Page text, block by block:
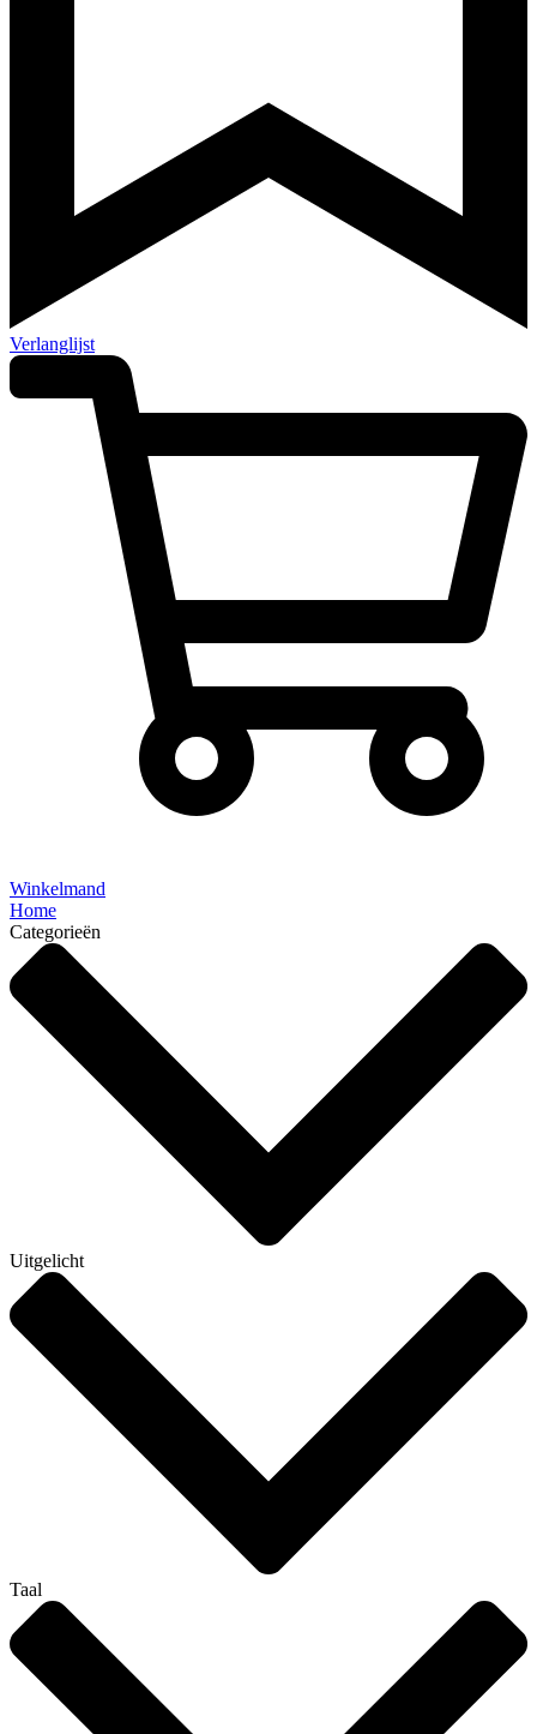
Verlanglijst
Winkelmand
Home
Categorieën
Uitgelicht
Taal